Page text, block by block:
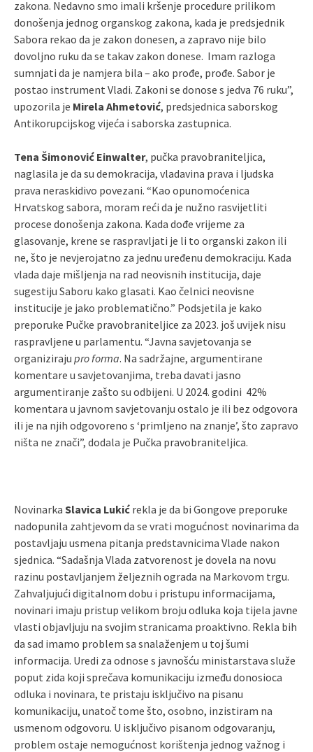
zakona. Nedavno smo imali kršenje procedure prilikom
donošenja jednog organskog zakona, kada je predsjednik
Sabora rekao da je zakon donesen, a zapravo nije bilo
dovoljno ruku da se takav zakon donese. Imam razloga
sumnjati da je namjera bila – ako prođe, prođe. Sabor je
postao instrument Vladi. Zakoni se donose s jedva 76 ruku”,
upozorila je Mirela Ahmetović, predsjednica saborskog
Antikorupcijskog vijeća i saborska zastupnica.
Tena Šimonović Einwalter, pučka pravobraniteljica,
naglasila je da su demokracija, vladavina prava i ljudska
prava neraskidivo povezani. “Kao opunomoćenica
Hrvatskog sabora, moram reći da je nužno rasvijetliti
procese donošenja zakona. Kada dođe vrijeme za
glasovanje, krene se raspravljati je li to organski zakon ili
ne, što je nevjerojatno za jednu uređenu demokraciju. Kada
vlada daje mišljenja na rad neovisnih institucija, daje
sugestiju Saboru kako glasati. Kao čelnici neovisne
institucije je jako problematično.” Podsjetila je kako
preporuke Pučke pravobraniteljice za 2023. još uvijek nisu
raspravljene u parlamentu. “Javna savjetovanja se
organiziraju pro forma. Na sadržajne, argumentirane
komentare u savjetovanjima, treba davati jasno
argumentiranje zašto su odbijeni. U 2024. godini 42%
komentara u javnom savjetovanju ostalo je ili bez odgovora
ili je na njih odgovoreno s ‘primljeno na znanje’, što zapravo
ništa ne znači”, dodala je Pučka pravobraniteljica.
Novinarka Slavica Lukić rekla je da bi Gongove preporuke
nadopunila zahtjevom da se vrati mogućnost novinarima da
postavljaju usmena pitanja predstavnicima Vlade nakon
sjednica. “Sadašnja Vlada zatvorenost je dovela na novu
razinu postavljanjem željeznih ograda na Markovom trgu.
Zahvaljujući digitalnom dobu i pristupu informacijama,
novinari imaju pristup velikom broju odluka koja tijela javne
vlasti objavljuju na svojim stranicama proaktivno. Rekla bih
da sad imamo problem sa snalaženjem u toj šumi
informacija. Uredi za odnose s javnošću ministarstava služe
poput zida koji sprečava komunikaciju između donosioca
odluka i novinara, te pristaju isključivo na pisanu
komunikaciju, unatoč tome što, osobno, inzistiram na
usmenom odgovoru. U isključivo pisanom odgovaranju,
problem ostaje nemogućnost korištenja jednog važnog i